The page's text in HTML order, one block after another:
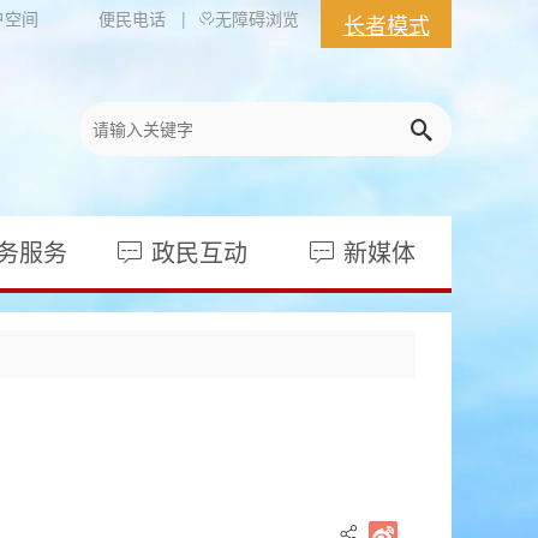
间 便民电话 无障碍浏览 长者模式
服务 政民互动 新媒体